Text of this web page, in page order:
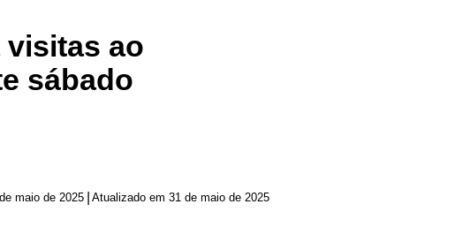
ao
sábado
maio de 2025 Atualizado em 31 de maio de 2025